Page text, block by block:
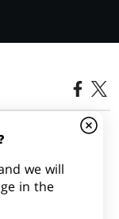
DEL
we will
in the